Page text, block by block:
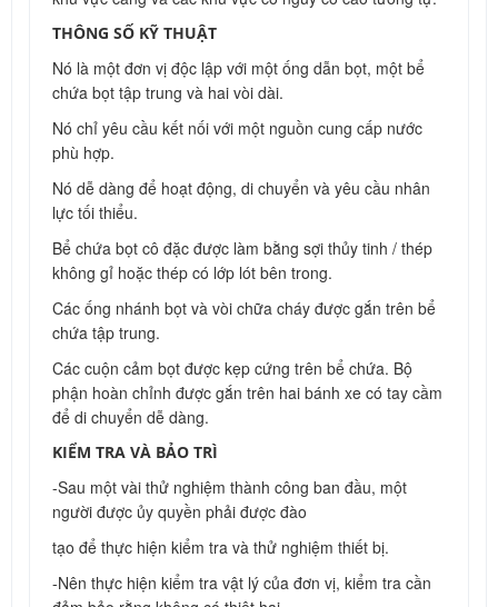
THÔNG SỐ KỸ THUẬT
Nó là một đơn vị độc lập với một ống dẫn bọt, một bể
chứa bọt tập trung và hai vòi dài.
Nó chỉ yêu cầu kết nối với một nguồn cung cấp nước
phù hợp.
Nó dễ dàng để hoạt động, di chuyển và yêu cầu nhân
lực tối thiểu.
Bể chứa bọt cô đặc được làm bằng sợi thủy tinh / thép
không gỉ hoặc thép có lớp lót bên trong.
Các ống nhánh bọt và vòi chữa cháy được gắn trên bể
chứa tập trung.
Các cuộn cảm bọt được kẹp cứng trên bể chứa. Bộ
phận hoàn chỉnh được gắn trên hai bánh xe có tay cầm
để di chuyển dễ dàng.
KIỂM TRA VÀ BẢO TRÌ
-Sau một vài thử nghiệm thành công ban đầu, một
người được ủy quyền phải được đào
tạo để thực hiện kiểm tra và thử nghiệm thiết bị.
-Nên thực hiện kiểm tra vật lý của đơn vị, kiểm tra cần